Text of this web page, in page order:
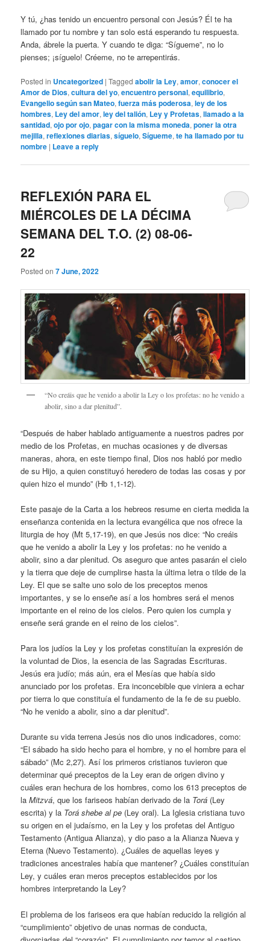
Y tú, ¿has tenido un encuentro personal con Jesús? Él te ha
llamado por tu nombre y tan solo está esperando tu respuesta.
Anda, ábrele la puerta. Y cuando te diga: “Sígueme”, no lo
pienses; ¡síguelo! Créeme, no te arrepentirás.
Posted in Uncategorized |Tagged abolir la Ley,amor,conocer el
Amor de Dios,cultura del yo,encuentro personal,equilibrio,
Evangelio según san Mateo,fuerza más poderosa,ley de los
hombres, Ley del amor,ley del talión, Ley y Profetas,llamado a la
santidad,ojo por ojo,pagar con la misma moneda,poner la otra
mejilla,reflexiones diarias,síguelo,Sígueme,te ha llamado por tu
nombre | Leave a reply
REFLEXIÓN PARA EL
MIÉRCOLES DE LA DÉCIMA
SEMANA DEL T.O. (2) 08-06-
22
Posted on7 June, 2022
“No creáis que he venido a abolir la Ley o los profetas: no he venido a
abolir, sino a dar plenitud”.
“Después de haber hablado antiguamente a nuestros padres por
medio de los Profetas, en muchas ocasiones y de diversas
maneras, ahora, en este tiempo final, Dios nos habló por medio
de su Hijo, a quien constituyó heredero de todas las cosas y por
quien hizo el mundo” (Hb 1,1-12).
Este pasaje de la Carta a los hebreos resume en cierta medida la
enseñanza contenida en la lectura evangélica que nos ofrece la
liturgia de hoy (Mt 5,17-19), en que Jesús nos dice: “No creáis
que he venido a abolir la Ley y los profetas: no he venido a
abolir, sino a dar plenitud. Os aseguro que antes pasarán el cielo
y la tierra que deje de cumplirse hasta la última letra o tilde de la
Ley. El que se salte uno solo de los preceptos menos
importantes, y se lo enseñe así a los hombres será el menos
importante en el reino de los cielos. Pero quien los cumpla y
enseñe será grande en el reino de los cielos”.
Para los judíos la Ley y los profetas constituían la expresión de
la voluntad de Dios, la esencia de las Sagradas Escrituras.
Jesús era judío; más aún, era el Mesías que había sido
anunciado por los profetas. Era inconcebible que viniera a echar
por tierra lo que constituía el fundamento de la fe de su pueblo.
“No he venido a abolir, sino a dar plenitud”.
Durante su vida terrena Jesús nos dio unos indicadores, como:
“El sábado ha sido hecho para el hombre, y no el hombre para el
sábado” (Mc 2,27). Así los primeros cristianos tuvieron que
determinar qué preceptos de la Ley eran de origen divino y
cuáles eran hechura de los hombres, como los 613 preceptos de
laMitzvá, que los fariseos habían derivado de la Torá (Ley
escrita) y la Torá shebe al pe (Ley oral). La Iglesia cristiana tuvo
su origen en el judaísmo, en la Ley y los profetas del Antiguo
Testamento (Antigua Alianza), y dio paso a la Alianza Nueva y
Eterna (Nuevo Testamento). ¿Cuáles de aquellas leyes y
tradiciones ancestrales había que mantener? ¿Cuáles constituían
Ley, y cuáles eran meros preceptos establecidos por los
hombres interpretando la Ley?
El problema de los fariseos era que habían reducido la religión al
“cumplimiento” objetivo de unas normas de conducta,